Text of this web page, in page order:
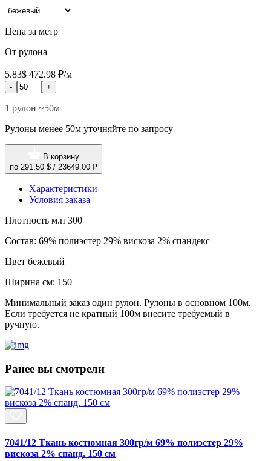
Цена за метр
От рулона
5.83$ 472.98 ₽/м
- +
1 рулон ~50м
Рулоны менее 50м уточняйте по запросу
В корзину
по 291.50 $ / 23649.00 ₽
Характеристики
Условия заказа
Плотность м.п 300
Состав: 69% полиэстер 29% вискоза 2% спандекс
Цвет бежевый
Ширина см: 150
Минимальный заказ один рулон. Рулоны в основном 100м.
Если требуется не кратный 100м внесите требуемый в
ручную.
Ранее вы смотрели
7041/12 Ткань костюмная 300гр/м 69% полиэстер 29%
вискоза 2% спанд. 150 см